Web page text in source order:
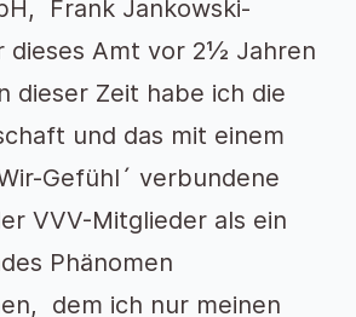
Frank Jankowski-
dieses Amt vor 2½ Jahren
dieser Zeit habe ich die
und das mit einem
Gefühl´ verbundene
VVV-Mitglieder als ein
Phänomen
dem ich nur meinen